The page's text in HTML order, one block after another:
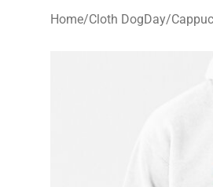
Home/Cloth DogDay/